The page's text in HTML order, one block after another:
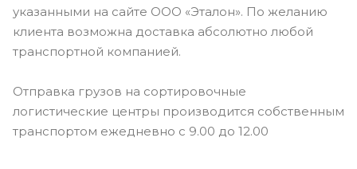
указанными на сайте ООО «Эталон». По желанию
клиента возможна доставка абсолютно любой
транспортной компанией.
Отправка грузов на сортировочные
логистические центры производится собственным
транспортом ежедневно с 9.00 до 12.00